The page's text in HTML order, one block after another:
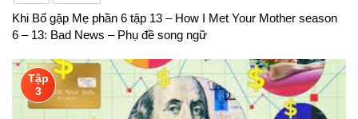
Khi Bố gặp Mẹ phần 6 tập 13 – How I Met Your Mother season
6 – 13: Bad News – Phụ đề song ngữ
Tập
3